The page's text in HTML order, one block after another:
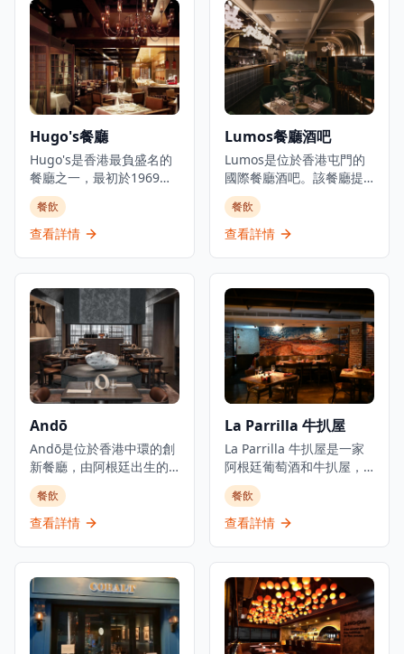
Hugo's餐廳
Hugo's是香港最負盛名的
餐廳之一，最初於1969年
開業，現在在香港尖沙咀
凱悅酒店重新開業。餐廳
在優雅的環境中提供國際
的中心地帶，提供精緻的
用餐體驗，優質的服務，
五十多年來一直保持著卓
越餐廳的聲譽。餐廳設有
私人用餐室，提供午餐和
晚餐服務，氛圍精緻。
餐飲
查看詳情
Lumos餐廳酒吧
Lumos是位於香港屯門的
國際餐廳酒吧。該餐廳提
供晚餐、飲品,並有每日現
場音樂表演,氛圍愉悅。被
形容為屯門的都市綠洲,慶
務外,還設有水煙服務。餐
廳專門提供國際料理,招牌
菜包括澳洲牛柳和燒老虎
大蝦扒配意式蕃茄醬扁意
粉。這家餐廳酒吧隱藏在
屯門,提供獨特的用餐和娛
樂體驗。
餐飲
查看詳情
Andō
Andō是位於香港中環的創
新餐廳，由阿根廷出生的
主廚Agustin Balbi主理，
他將來自家鄉阿根廷的風
味與在日本受訓時學到的
程的實現，融合了他從小
熟悉的味道和在亞洲體驗
到的風味。位於中環心臟
地帶的Andō提供個人化品
嚐菜單，帶領食客踏上融
餐飲
查看詳情
La Parrilla 牛扒屋
La Parrilla 牛扒屋是一家
阿根廷葡萄酒和牛扒屋，
在香港經營超過10年，專
門提供最優質的烤牛扒。
這家位於中環的異國風情
全面的用餐體驗。餐廳以
優質牛扒聞名，已成為牛
扒愛好者的首選目的地，
提供北海道帶子配油醋汁
等菜式和各種烤製特色
餐飲
查看詳情